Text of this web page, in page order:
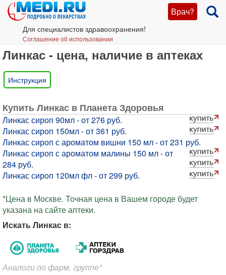
Врач?
Для специалистов здравоохранения!
Соглашение об использовании
Линкас - цена, наличие в аптеках
Инструкция
Купить Линкас в Планета Здоровья
Линкас сироп 90мл - от 276 руб.
Линкас сироп 150мл - от 361 руб.
Линкас сироп с ароматом вишни 150 мл - от 231 руб.
Линкас сироп с ароматом малины 150 мл - от
284 руб.
Линкас сироп 120мл фл - от 299 руб.
*Цена в Москве. Точная цена в Вашем городе будет
указана на сайте аптеки.
Искать Линкас в:
Аналоги по фарм. группе*